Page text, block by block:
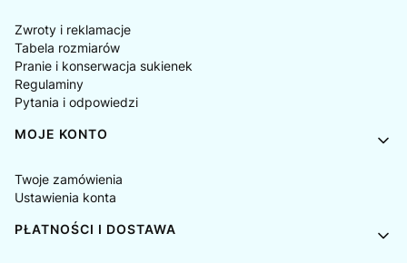
Zwroty i reklamacje
Tabela rozmiarów
Pranie i konserwacja sukienek
Regulaminy
Pytania i odpowiedzi
MOJE KONTO
Twoje zamówienia
Ustawienia konta
PŁATNOŚCI I DOSTAWA